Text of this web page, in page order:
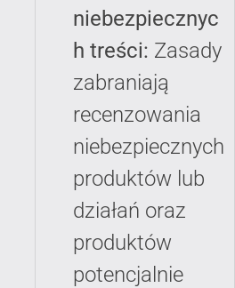
niebezpiecznyc
h treści: Zasady
zabraniają
recenzowania
niebezpiecznych
produktów lub
działań oraz
produktów
potencjalnie